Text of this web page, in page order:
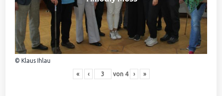
© Klaus Ihlau
« ‹ von 4 › »